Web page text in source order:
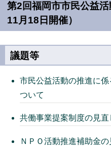
第2回福岡市市民公益
11月18日開催）
議題等
市民公益活動の推進に
ついて
共働事業提案制度の見直
ＮＰＯ活動推進補助金